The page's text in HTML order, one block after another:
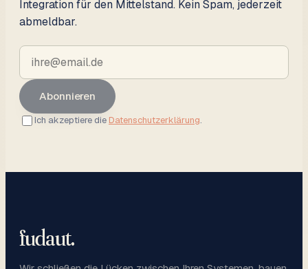
Integration für den Mittelstand. Kein Spam, jederzeit
abmeldbar.
Abonnieren
Ich akzeptiere die Datenschutzerklärung.
fudaut.